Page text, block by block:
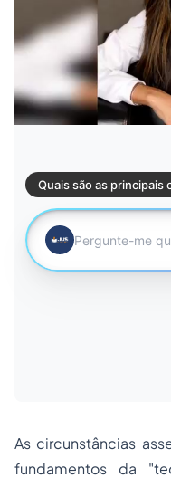
As circunstâncias
fundamentos da